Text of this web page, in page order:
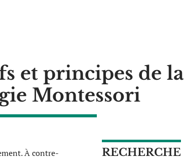
et principes de la
Montessori
À contre-
RECHERCHE